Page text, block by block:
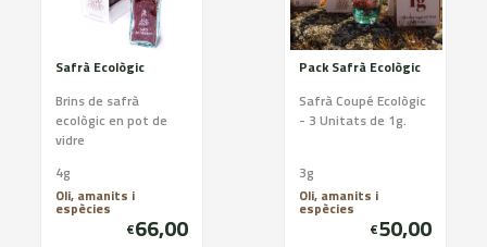
Safrà Ecològic
Brins de safrà
ecològic en pot de
vidre
4g
Oli, amanits i
espècies
€66,00
Pack Safrà Ecològic
Safrà Coupé Ecològic
- 3 Unitats de 1g.
3g
Oli, amanits i
espècies
€50,00